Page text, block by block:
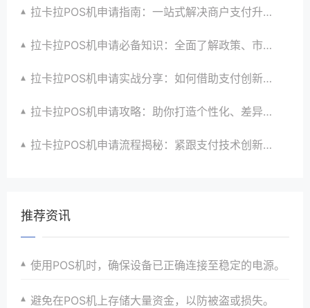
拉卡拉POS机申请指南：一站式解决商户支付升级、智能化与创新需求
拉卡拉POS机申请必备知识：全面了解政策、市场、技术与创新趋势
拉卡拉POS机申请实战分享：如何借助支付创新技术提升商户运营效益与效率
拉卡拉POS机申请攻略：助你打造个性化、差异化支付体验以提升竞争力
拉卡拉POS机申请流程揭秘：紧跟支付技术创新步伐，抢占市场先机
推荐资讯
使用POS机时，确保设备已正确连接至稳定的电源。
避免在POS机上存储大量资金，以防被盗或损失。